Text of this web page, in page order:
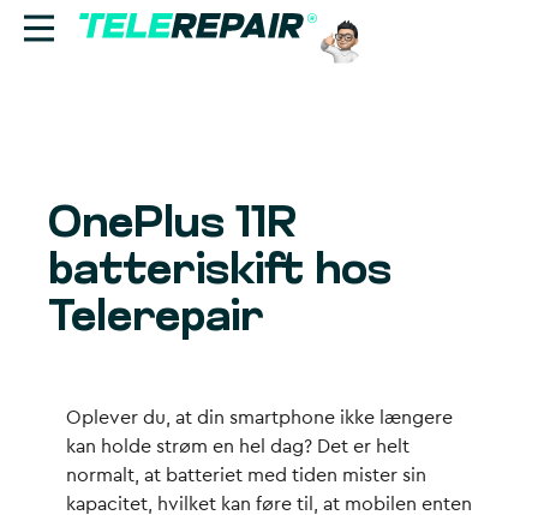
Find butik
Erhverv
OnePlus 11R
batteriskift hos
Telerepair
Oplever du, at din smartphone ikke længere
kan holde strøm en hel dag? Det er helt
normalt, at batteriet med tiden mister sin
kapacitet, hvilket kan føre til, at mobilen enten